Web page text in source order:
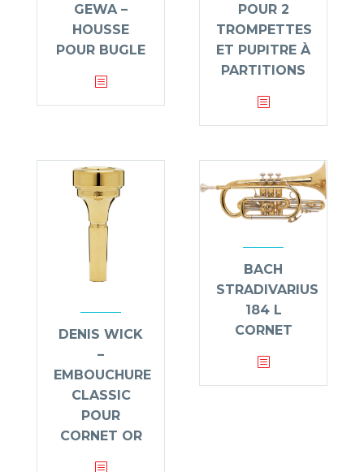
GEWA –
HOUSSE
POUR BUGLE
POUR 2
TROMPETTES
ET PUPITRE À
PARTITIONS
DENIS WICK
–
EMBOUCHURE
CLASSIC
POUR
CORNET OR
BACH
STRADIVARIUS
184 L
CORNET